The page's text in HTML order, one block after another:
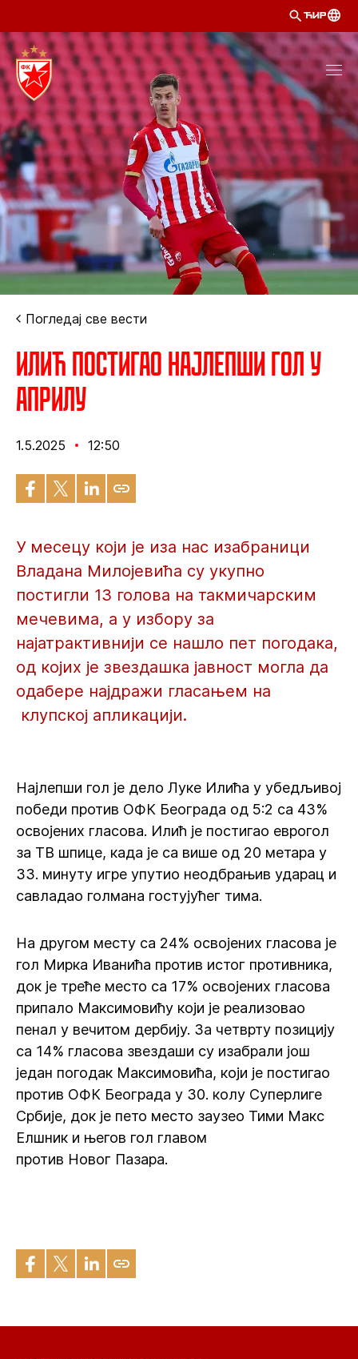
ЋИР
Погледај све вести
Илић постигао најлепши гол у
априлу
1.5.2025 12:50
У месецу који је иза нас изабраници
Владана Милојевића су укупно
постигли 13 голова на такмичарским
мечевима, а у избору за
најатрактивнији се нашло пет погодака,
од којих је звездашка јавност могла да
одабере најдражи гласањем на
клупској апликацији.
Најлепши гол је дело Луке Илића у убедљивој
победи против ОФК Београда од 5:2 са 43%
освојених гласова. Илић је постигао еврогол
за ТВ шпице, када је са више од 20 метара у
33. минуту игре упутио неодбрањив ударац и
савладао голмана гостујућег тима.
На другом месту са 24% освојених гласова је
гол Мирка Иванића против истог противника,
док је треће место са 17% освојених гласова
припало Максимовићу који је реализовао
пенал у вечитом дербију. За четврту позицију
са 14% гласова звездаши су изабрали још
један погодак Максимовића, који је постигао
против ОФК Београда у 30. колу Суперлиге
Србије, док је пето место заузео Тими Макс
Елшник и његов гол главом
против Новог Пазара.